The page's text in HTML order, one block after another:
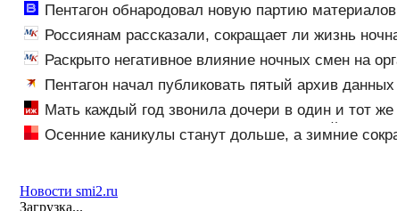
Пентагон обнародовал новую партию
Россиянам рассказали, сокращает ли жизнь
Раскрыто негативное влияние ночных смен на
Пентагон начал публиковать пятый архив
Мать каждый год звонила дочери в один и тот
раскрылась слишком поздно: история одной семьи
Осенние каникулы станут дольше, а зимние
Новости smi2.ru
Загрузка...